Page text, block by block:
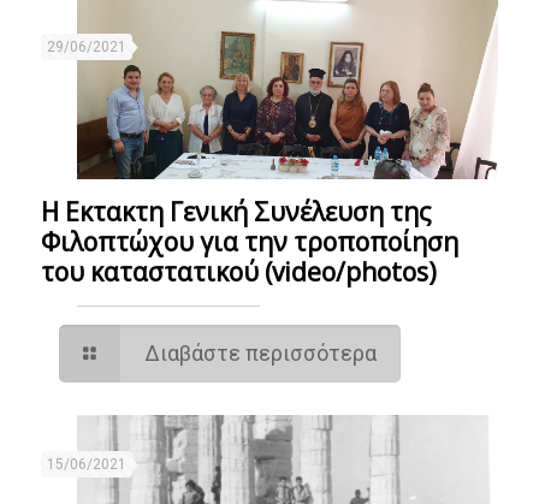
29/06/2021
Η Εκτακτη Γενική Συνέλευση της
Φιλοπτώχου για την τροποποίηση
του καταστατικού (video/photos)
Διαβάστε περισσότερα
15/06/2021